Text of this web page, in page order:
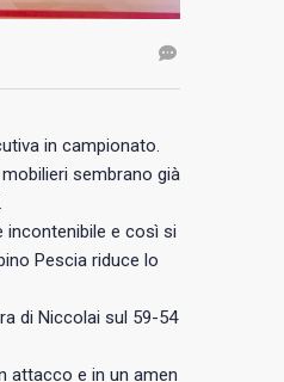
in campionato.
sembrano già
incontenibile e così si
Pescia riduce lo
di Niccolai sul 59-54
attacco e in un amen